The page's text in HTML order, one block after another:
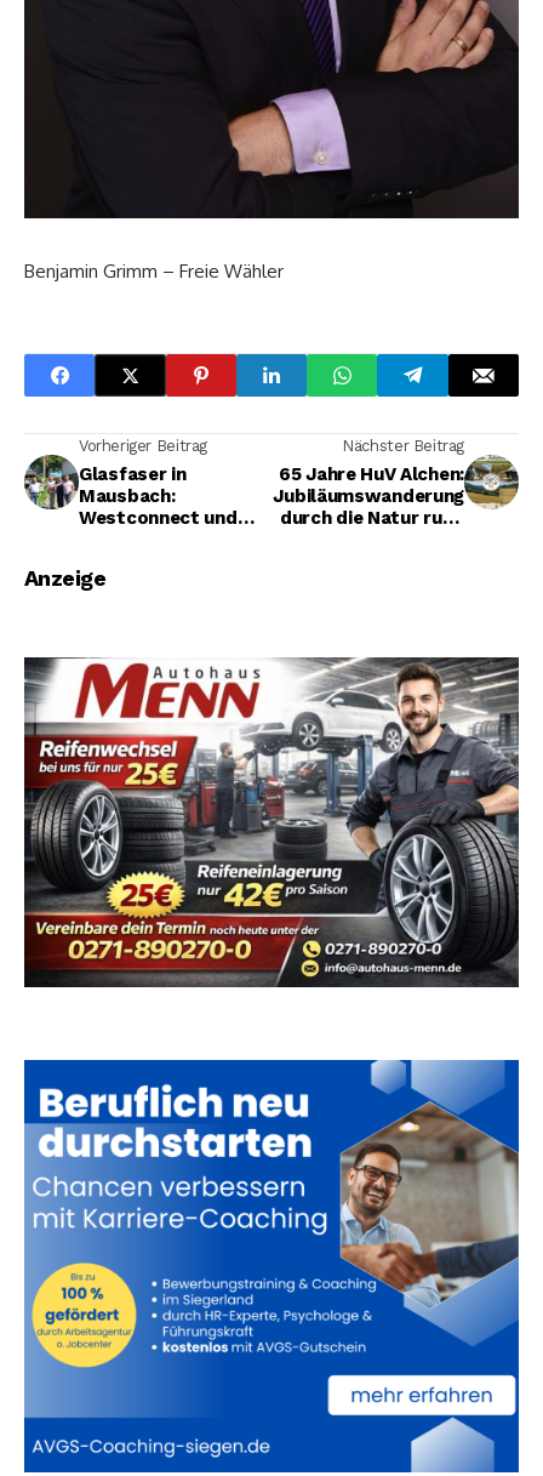
Benjamin Grimm – Freie Wähler
Vorheriger Beitrag
Glasfaser in
Mausbach:
Westconnect und
in Betrieb
Nächster Beitrag
65 Jahre HuV Alchen:
Jubiläumswanderung
durch die Natur rund
Anzeige